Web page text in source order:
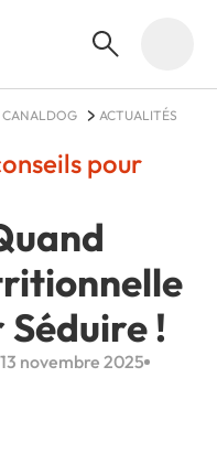
CANALDOG ACTUALITÉS
!
pour
novembre 2025